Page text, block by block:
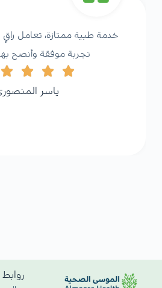
خدمة طبية ممتازة، تعامل
تجربة موفقة وأنصح
ياسر